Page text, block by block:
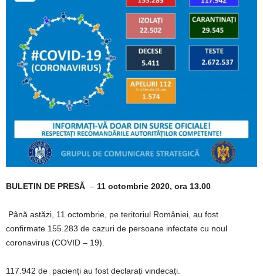
BULETIN DE PRESĂ – 11 octombrie 2020, ora 13.00
Până astăzi, 11 octombrie, pe teritoriul României, au fost
confirmate 155.283 de cazuri de persoane infectate cu noul
coronavirus (COVID – 19).
117.942 de pacienți au fost declarați vindecați.